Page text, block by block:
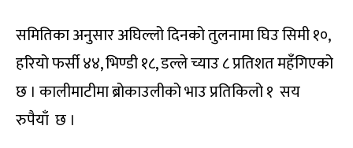
समितिका अनुसार अघिल्लो दिनको तुलनामा घिउ सिमी १०,
हरियो फर्सी ४४, भिण्डी १८, डल्ले च्याउ ८ प्रतिशत महँगिएको
छ । कालीमाटीमा ब्रोकाउलीको भाउ प्रतिकिलो १ सय
रुपैयाँ छ ।